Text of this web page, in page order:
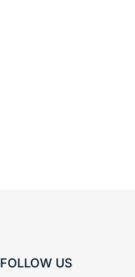
FOLLOW US